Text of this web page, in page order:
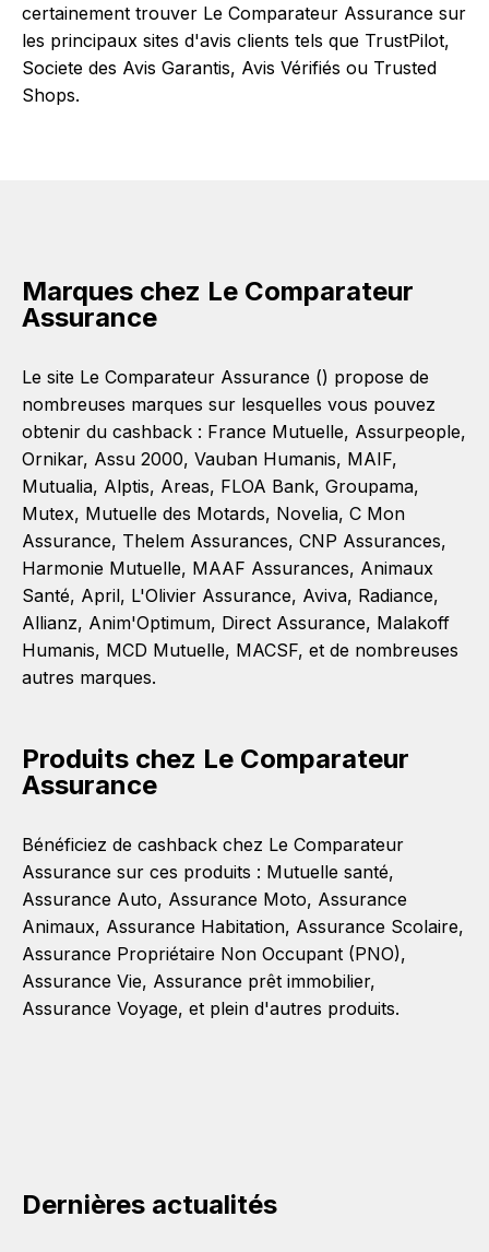
certainement trouver Le Comparateur Assurance sur
les principaux sites d'avis clients tels que TrustPilot,
Societe des Avis Garantis, Avis Vérifiés ou Trusted
Shops.
Marques chez Le Comparateur
Assurance
Le site Le Comparateur Assurance () propose de
nombreuses marques sur lesquelles vous pouvez
obtenir du cashback : France Mutuelle, Assurpeople,
Ornikar, Assu 2000, Vauban Humanis, MAIF,
Mutualia, Alptis, Areas, FLOA Bank, Groupama,
Mutex, Mutuelle des Motards, Novelia, C Mon
Assurance, Thelem Assurances, CNP Assurances,
Harmonie Mutuelle, MAAF Assurances, Animaux
Santé, April, L'Olivier Assurance, Aviva, Radiance,
Allianz, Anim'Optimum, Direct Assurance, Malakoff
Humanis, MCD Mutuelle, MACSF, et de nombreuses
autres marques.
Produits chez Le Comparateur
Assurance
Bénéficiez de cashback chez Le Comparateur
Assurance sur ces produits : Mutuelle santé,
Assurance Auto, Assurance Moto, Assurance
Animaux, Assurance Habitation, Assurance Scolaire,
Assurance Propriétaire Non Occupant (PNO),
Assurance Vie, Assurance prêt immobilier,
Assurance Voyage, et plein d'autres produits.
Dernières actualités